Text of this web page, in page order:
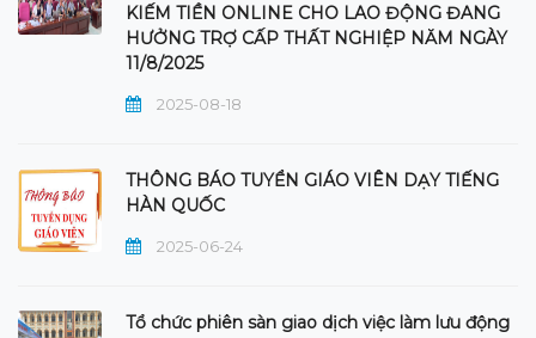
KIẾM TIỀN ONLINE CHO LAO ĐỘNG ĐANG
HƯỞNG TRỢ CẤP THẤT NGHIỆP NĂM NGÀY
11/8/2025
2025-08-18
THÔNG BÁO TUYỂN GIÁO VIÊN DẠY TIẾNG
HÀN QUỐC
2025-06-24
Tổ chức phiên sàn giao dịch việc làm lưu động